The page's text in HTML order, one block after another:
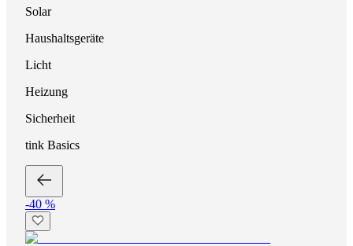
Solar
Haushaltsgeräte
Licht
Heizung
Sicherheit
tink Basics
-40 %